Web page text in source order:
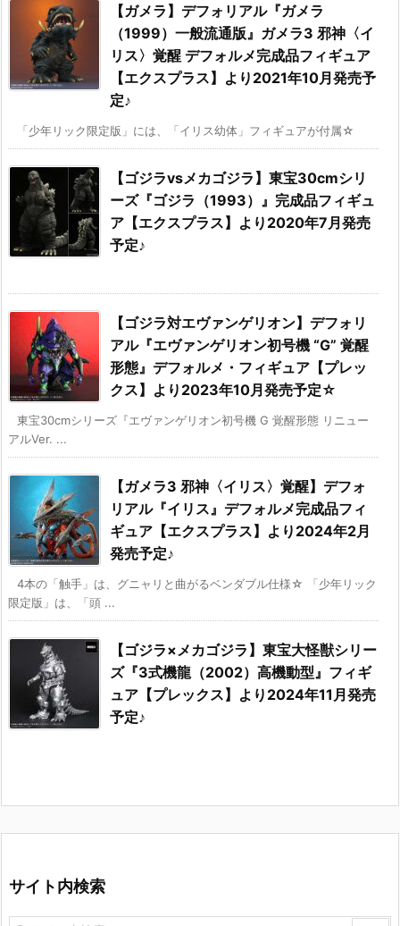
【ガメラ】デフォリアル『ガメラ
（1999）一般流通版』ガメラ3 邪神〈イ
リス〉覚醒 デフォルメ完成品フィギュア
【エクスプラス】より2021年10月発売予
定♪
「少年リック限定版」には、「イリス幼体」フィギュアが付属☆
【ゴジラvsメカゴジラ】東宝30cmシリ
ーズ『ゴジラ（1993）』完成品フィギュ
ア【エクスプラス】より2020年7月発売
予定♪
【ゴジラ対エヴァンゲリオン】デフォリ
アル『エヴァンゲリオン初号機 “G” 覚醒
形態』デフォルメ・フィギュア【プレッ
クス】より2023年10月発売予定☆
東宝30cmシリーズ『エヴァンゲリオン初号機 G 覚醒形態 リニュー
アルVer. ...
【ガメラ3 邪神〈イリス〉覚醒】デフォ
リアル『イリス』デフォルメ完成品フィ
ギュア【エクスプラス】より2024年2月
発売予定♪
4本の「触手」は、グニャリと曲がるベンダブル仕様☆ 「少年リック
限定版」は、「頭 ...
【ゴジラ×メカゴジラ】東宝大怪獣シリー
ズ『3式機龍（2002）高機動型』フィギ
ュア【プレックス】より2024年11月発売
予定♪
サイト内検索